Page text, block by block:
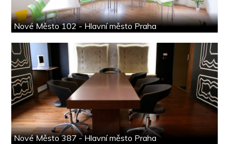
Nové Město 102 - Hlavní město Praha
Nové Město 387 - Hlavní město Praha